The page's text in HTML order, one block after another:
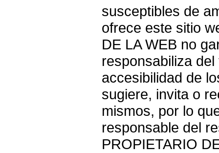
susceptibles de
ofrece este sitio
DE LA WEB no
responsabiliza
accesibilidad de
sugiere, invita o
mismos, por lo
responsable del
PROPIETARIO